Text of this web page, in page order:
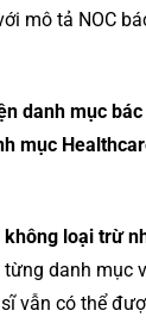
mô tả NOC
danh mục
mục
không loại trừ
danh mục
vẫn có thể